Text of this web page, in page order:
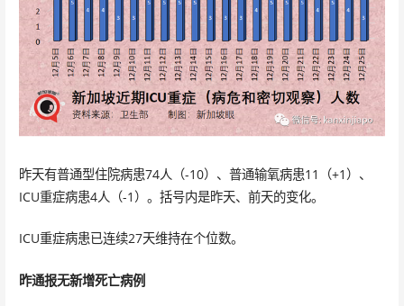
昨天有普通型住院病患74人（-10）、普通输氧病患11（+1）、
ICU重症病患4人（-1）。括号内是昨天、前天的变化。
ICU重症病患已连续27天维持在个位数。
昨通报无新增死亡病例